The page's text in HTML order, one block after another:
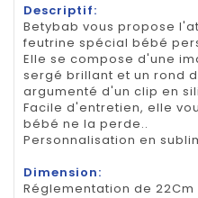
Descriptif:
Betybab vous propose
feutrine spécial bébé
Elle se compose d'une
sergé brillant et un rond
argumenté d'un clip en
Facile d'entretien, elle
bébé ne la perde..
Personnalisation en
Dimension:
Réglementation de 22Cm